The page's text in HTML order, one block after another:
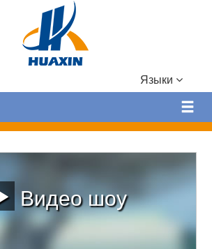
Языки
Видео шоу